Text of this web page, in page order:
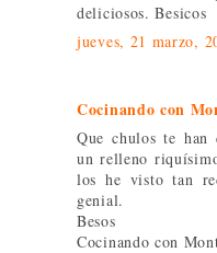
deliciosos. Besicos
jueves, 21 marzo,
Cocinando con
Que chulos te han
un relleno
los he visto tan
genial.
Besos
Cocinando con